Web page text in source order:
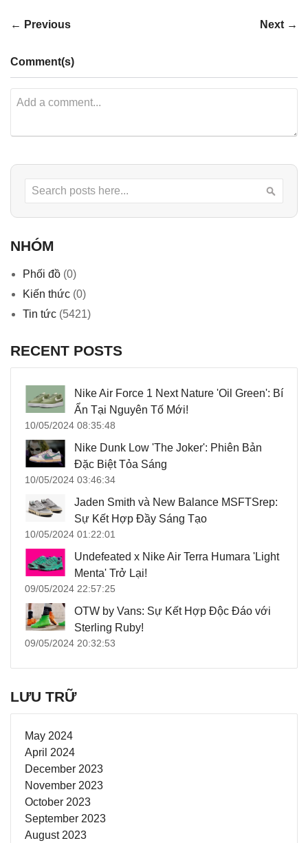
← Previous Next →
Comment(s)
Search
NHÓM
Phối đồ (0)
Kiến thức (0)
Tin tức (5421)
RECENT POSTS
Nike Air Force 1 Next Nature 'Oil Green': Bí
Ẩn Tại Nguyên Tố Mới!
10/05/2024 08:35:48
Nike Dunk Low 'The Joker': Phiên Bản
Đặc Biệt Tỏa Sáng
10/05/2024 03:46:34
Jaden Smith và New Balance MSFTSrep:
Sự Kết Hợp Đầy Sáng Tạo
10/05/2024 01:22:01
Undefeated x Nike Air Terra Humara 'Light
Menta' Trở Lại!
09/05/2024 22:57:25
OTW by Vans: Sự Kết Hợp Độc Đáo với
Sterling Ruby!
09/05/2024 20:32:53
LƯU TRỮ
May 2024
April 2024
December 2023
November 2023
October 2023
September 2023
August 2023